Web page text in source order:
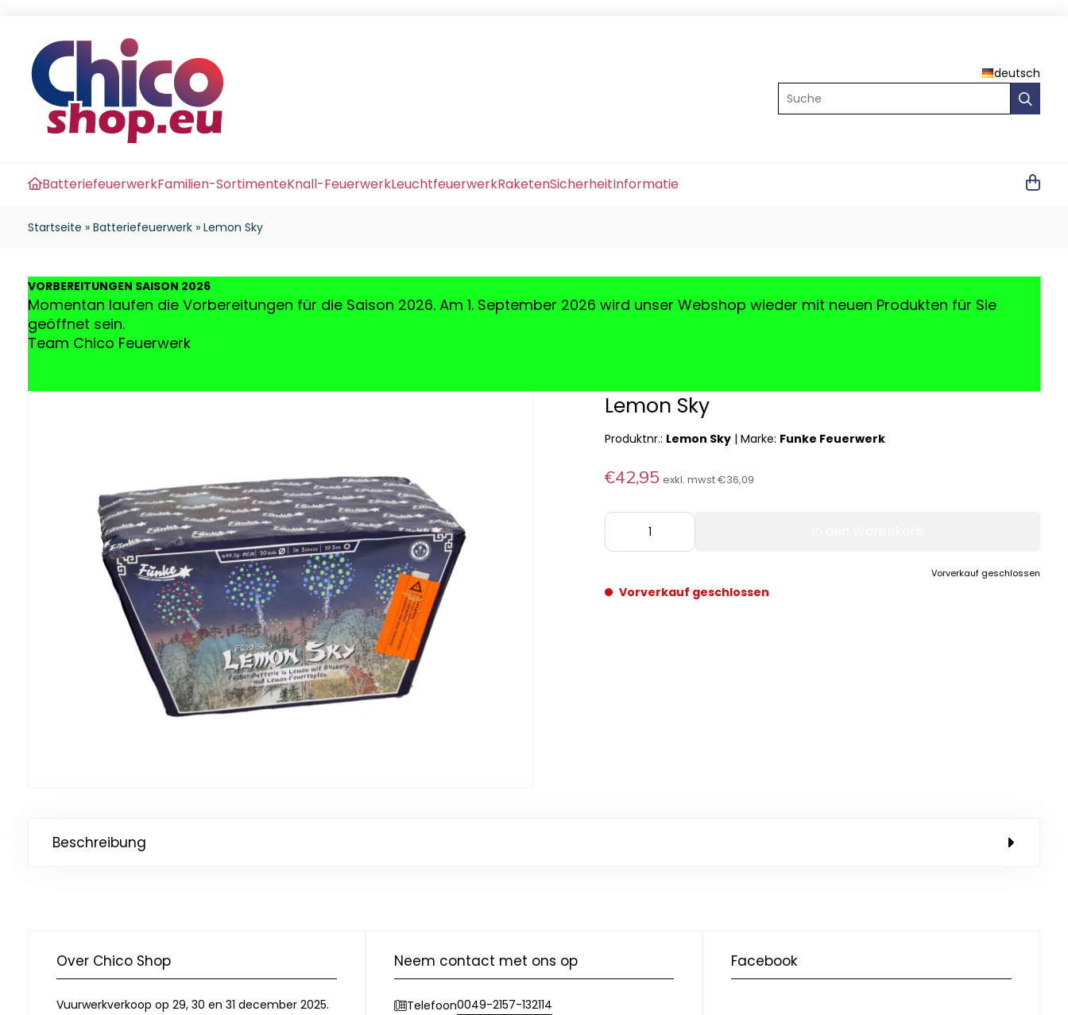
deutsch
Suche
BatteriefeuerwerkFamilien-SortimenteKnall-FeuerwerkLeuchtfeuerwerkRaketenSicherheitInformatie
Startseite » Batteriefeuerwerk » Lemon Sky
VORBEREITUNGEN SAISON 2026
Momentan laufen die Vorbereitungen für die Saison 2026. Am 1. September 2026 wird unser Webshop wieder mit neuen Produkten für Sie
geöffnet sein.
Team Chico Feuerwerk
Lemon Sky
Produktnr.: Lemon Sky |Marke: Funke Feuerwerk
€42,95 exkl. mwst€36,09
Vorverkauf geschlossen
Vorverkauf geschlossen
Beschreibung
Over Chico Shop
Vuurwerkverkoop op 29, 30 en 31 december 2025.
Neem contact met ons op
Telefoon0049-2157-132114
Facebook